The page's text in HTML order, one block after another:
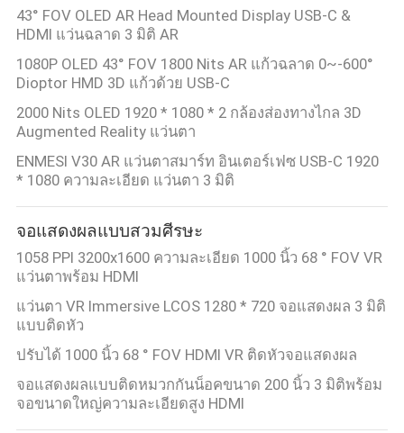
กับ
เรา
ทัวร์
โรงงาน
ควบคุม
คุณภาพ
ข่าว
กรณี
43° FOV OLED AR Head Mounted Display USB-C &
HDMI แว่นฉลาด 3 มิติ AR
1080P OLED 43° FOV 1800 Nits AR แก้วฉลาด 0~-600°
Dioptor HMD 3D แก้วด้วย USB-C
2000 Nits OLED 1920 * 1080 * 2 กล้องส่องทางไกล 3D
Augmented Reality แว่นตา
ENMESI V30 AR แว่นตาสมาร์ท อินเตอร์เฟซ USB-C 1920
* 1080 ความละเอียด แว่นตา 3 มิติ
จอแสดงผลแบบสวมศีรษะ
1058 PPI 3200x1600 ความละเอียด 1000 นิ้ว 68 ° FOV VR
แว่นตาพร้อม HDMI
แว่นตา VR Immersive LCOS 1280 * 720 จอแสดงผล 3 มิติ
แบบติดหัว
ปรับได้ 1000 นิ้ว 68 ° FOV HDMI VR ติดหัวจอแสดงผล
จอแสดงผลแบบติดหมวกกันน็อคขนาด 200 นิ้ว 3 มิติพร้อม
จอขนาดใหญ่ความละเอียดสูง HDMI